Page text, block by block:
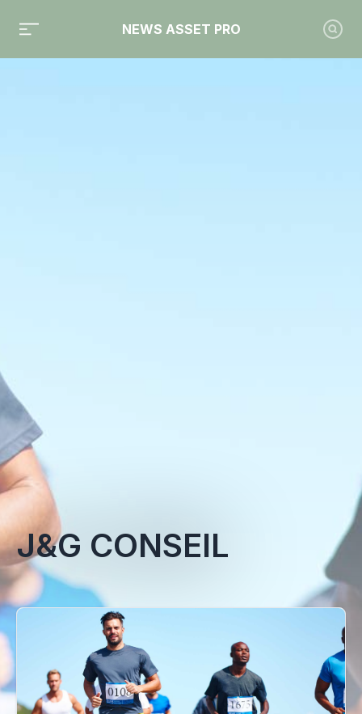
NEWS ASSET PRO
Toute l'actualité sur le tag "J&amp;G Conseil"
J&G CONSEIL